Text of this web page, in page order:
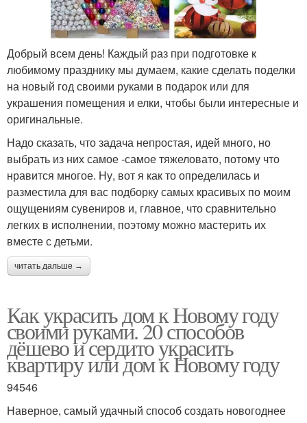
Добрый всем день! Каждый раз при подготовке к
любимому празднику мы думаем, какие сделать поделки
на новый год своими руками в подарок или для
украшения помещения и елки, чтобы были интересные и
оригинальные.
Надо сказать, что задача непростая, идей много, но
выбрать из них самое -самое тяжеловато, потому что
нравится многое. Ну, вот я как то определилась и
разместила для вас подборку самых красивых по моим
ощущениям сувениров и, главное, что сравнительно
легких в исполнении, поэтому можно мастерить их
вместе с детьми.
читать дальше →
Как украсить дом к Новому году
своими руками. 20 способов
дёшево и сердито украсить
квартиру или дом к Новому году
94546
Наверное, самый удачный способ создать новогоднее